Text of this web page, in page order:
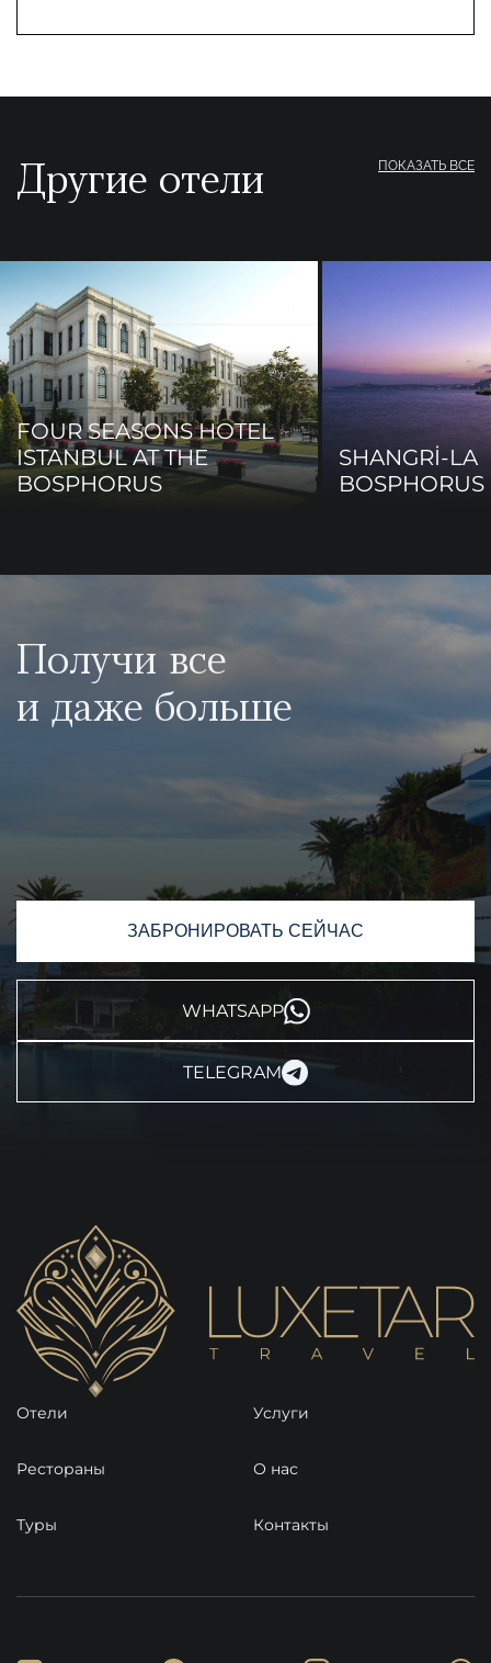
Другие отели ПОКАЗАТЬ ВСЕ
FOUR SEASONS HOTEL
ISTANBUL AT THE
BOSPHORUS
SHANGRİ-LA
Получи все
и даже больше
ЗАБРОНИРОВАТЬ СЕЙЧАС
WHATSAPP
TELEGRAM
Отели Услуги
Рестораны О нас
Туры Контакты